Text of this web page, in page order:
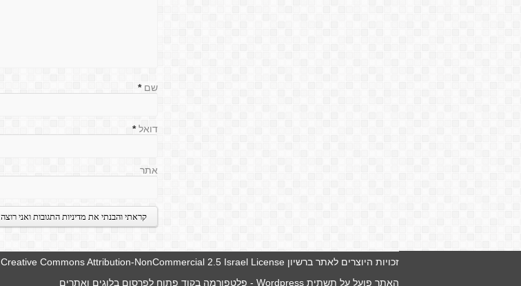
שם *
דואל *
אתר
זכויות היוצרים לאתר ברשיון Creative Commons Attribution-NonCommercial 2.5 Israel License
האתר פועל על תשתית Wordpress - פלטפורמה בקוד פתוח לפרסום בלוגים ואתרים